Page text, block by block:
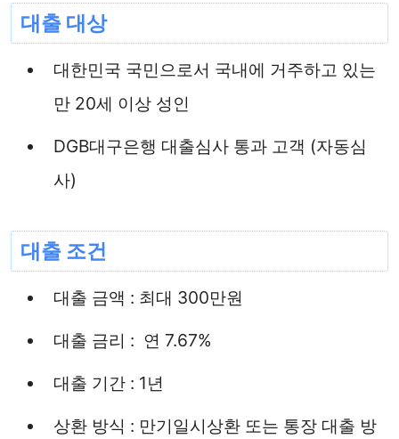
대출 대상
대한민국 국민으로서 국내에 거주하고 있는
만 20세 이상 성인
DGB대구은행 대출심사 통과 고객 (자동심
사)
대출 조건
대출 금액 : 최대 300만원
대출 금리 : 연 7.67%
대출 기간 : 1년
상환 방식 : 만기일시상환 또는 통장 대출 방